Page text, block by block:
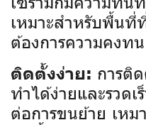
เหมาะสำหรับพื้นที่
ต้องการความคงทน
ติดตั้งง่าย: การติ
ทำได้ง่ายและรวด
ต่อการขนย้าย เหม